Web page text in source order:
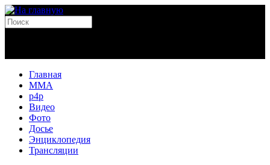
Главная
MMA
p4p
Видео
Фото
Досье
Энциклопедия
Трансляции